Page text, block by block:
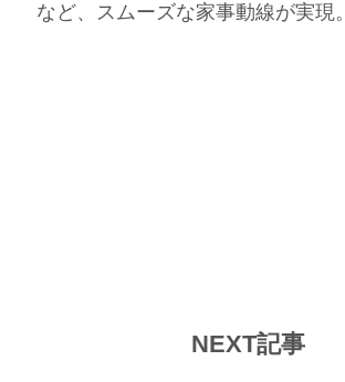
など、スムーズな家事動線が実現。
NEXT記事